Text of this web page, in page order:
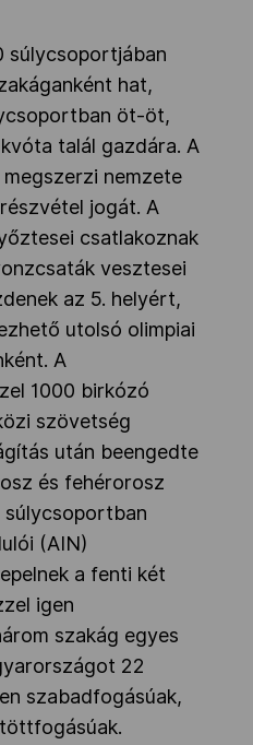
súlycsoportjában
hat,
öt-öt,
talál gazdára. A
nemzete
jogát. A
csatlakoznak
vesztesei
az 5. helyért,
utolsó olimpiai
A
1000 birkózó
szövetség
után beengedte
és fehérorosz
(AIN)
a fenti két
igen
szakág egyes
22
szabadfogásúak,